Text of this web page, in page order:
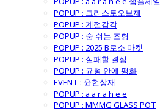
POPUP : 크리스토오브제
POPUP : 계절감각
POPUP : 숨 쉬는 조형
POPUP : 2025 B로소 마켓
POPUP : 실패할 결심
POPUP : 균형 안에 평화
EVENT : 윤현상재
POPUP : a a r a h e e
POPUP : MMMG GLASS POT